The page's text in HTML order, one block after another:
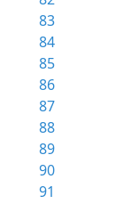
83
84
85
86
87
88
89
90
91